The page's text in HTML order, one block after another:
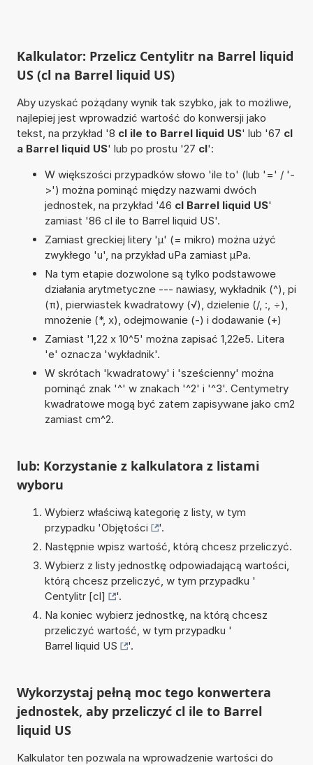
Kalkulator: Przelicz Centylitr na Barrel liquid
US (cl na Barrel liquid US)
Aby uzyskać pożądany wynik tak szybko, jak to możliwe,
najlepiej jest wprowadzić wartość do konwersji jako
tekst, na przykład '8 cl ile to Barrel liquid US' lub '67 cl
a Barrel liquid US' lub po prostu '27 cl':
W większości przypadków słowo 'ile to' (lub '=' / '-
>') można pominąć między nazwami dwóch
jednostek, na przykład '46 cl Barrel liquid US'
zamiast '86 cl ile to Barrel liquid US'.
Zamiast greckiej litery 'µ' (= mikro) można użyć
zwykłego 'u', na przykład uPa zamiast µPa.
Na tym etapie dozwolone są tylko podstawowe
działania arytmetyczne --- nawiasy, wykładnik (^), pi
(π), pierwiastek kwadratowy (√), dzielenie (/, :, ÷),
mnożenie (*, x), odejmowanie (-) i dodawanie (+)
Zamiast '1,22 x 10^5' można zapisać 1,22e5. Litera
'e' oznacza 'wykładnik'.
W skrótach 'kwadratowy' i 'sześcienny' można
pominąć znak '^' w znakach '^2' i '^3'. Centymetry
kwadratowe mogą być zatem zapisywane jako cm2
zamiast cm^2.
lub: Korzystanie z kalkulatora z listami
wyboru
Wybierz właściwą kategorię z listy, w tym
przypadku 'Objętości
'.
Następnie wpisz wartość, którą chcesz przeliczyć.
Wybierz z listy jednostkę odpowiadającą wartości,
którą chcesz przeliczyć, w tym przypadku '
Centylitr [cl]
'.
Na koniec wybierz jednostkę, na którą chcesz
przeliczyć wartość, w tym przypadku '
Barrel liquid US
'.
Wykorzystaj pełną moc tego konwertera
jednostek, aby przeliczyć cl ile to Barrel
liquid US
Kalkulator ten pozwala na wprowadzenie wartości do